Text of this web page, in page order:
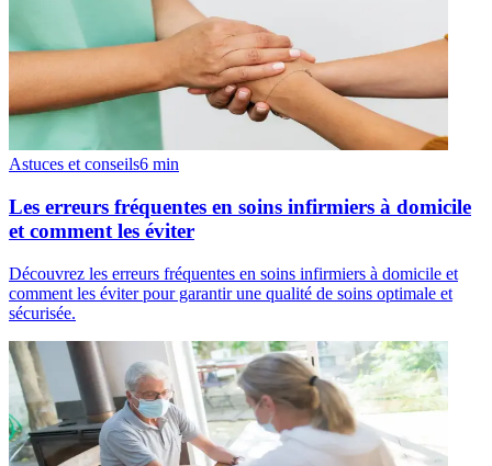
Astuces et conseils6 min
Les erreurs fréquentes en soins infirmiers à domicile
et comment les éviter
Découvrez les erreurs fréquentes en soins infirmiers à domicile et
comment les éviter pour garantir une qualité de soins optimale et
sécurisée.